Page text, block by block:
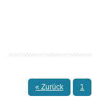
« Zurück 1